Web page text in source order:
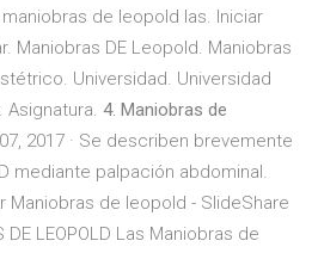
de leopold las. Iniciar
Maniobras DE Leopold. Maniobras
Universidad. Universidad
Asignatura. 4. Maniobras de
2017 · Se describen brevemente
mediante palpación abdominal.
Maniobras de leopold - SlideShare
DE LEOPOLD Las Maniobras de